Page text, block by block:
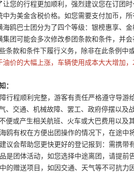
让您的行程更加顺利，强烈建议您在订团
中为美金含税价格。如您需要支付加币，
海鸥巴士团分为了四个等级：银榜惠享、
集团可能会多次修改参团条款和条件，并
条款和条件下履行义务，除非在此条例中
油价的大幅上涨，车辆使用成本大大增加
：
行程顺利完整，游客有责任严格遵守导
、交通、机械故障、罢工、政府停摆以及
便或产生相关航班、火车或大巴费用以及
鸥有权在方便出团操作的情况下，在途
议会帮助您更快更好的登记报到：需携
是团体活动，如您选择中途离团，请提
的赠送项目，如因交通、天气等不可抗